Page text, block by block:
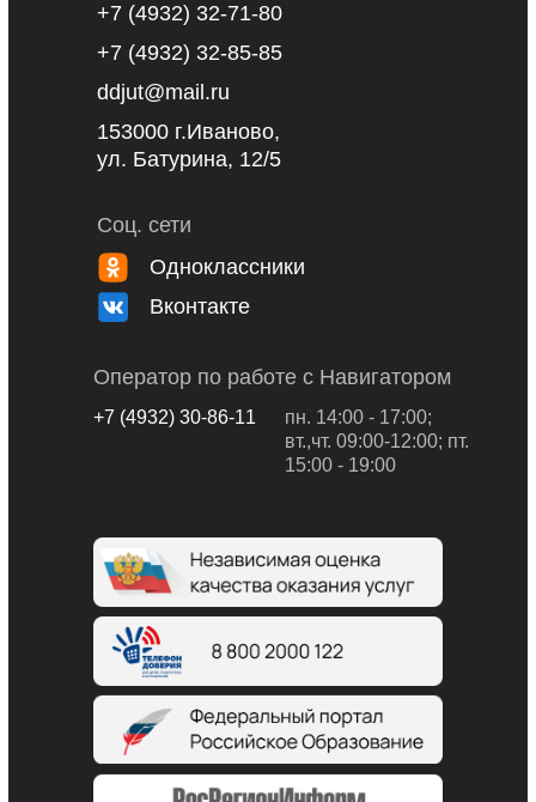
+7 (4932) 30-86-11
пн. 14:00 - 17:00;
вт.,чт. 09:00-12:00; пт.
15:00 - 19:00
Вконтакте
Соц. сети
Одноклассники
Оператор по работе с Навигатором
153000 г.Иваново,
ул. Батурина, 12/5
+7 (4932) 32-71-80
+7 (4932) 32-85-85
ddjut@mail.ru